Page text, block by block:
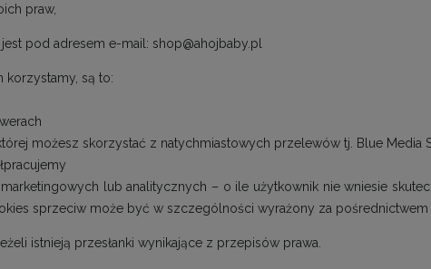
praw,
pod adresem e-mail: shop@ahojbaby.pl
korzystamy, są to:
możesz skorzystać z natychmiastowych przelewów tj. Blue Media
lub analitycznych – o ile użytkownik nie wniesie
sprzeciw może być w szczególności wyrażony za pośrednictwem
istnieją przesłanki wynikające z przepisów prawa.